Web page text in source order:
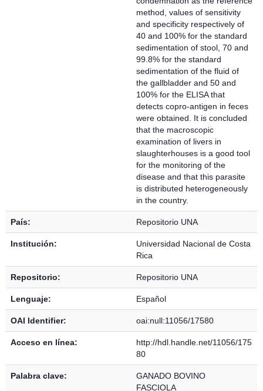
method, values of sensitivity
and specificity respectively of
40 and 100% for the standard
sedimentation of stool, 70 and
99.8% for the standard
sedimentation of the fluid of
the gallbladder and 50 and
100% for the ELISA that
detects copro-antigen in feces
were obtained. It is concluded
that the macroscopic
examination of livers in
slaughterhouses is a good tool
for the monitoring of the
disease and that this parasite
is distributed heterogeneously
in the country.
País: Repositorio UNA
Institución:
Universidad Nacional de Costa
Rica
Repositorio: Repositorio UNA
Lenguaje: Español
OAI Identifier: oai:null:11056/17580
Acceso en línea:
http://hdl.handle.net/11056/175
80
Palabra clave:
GANADO BOVINO
FASCIOLA